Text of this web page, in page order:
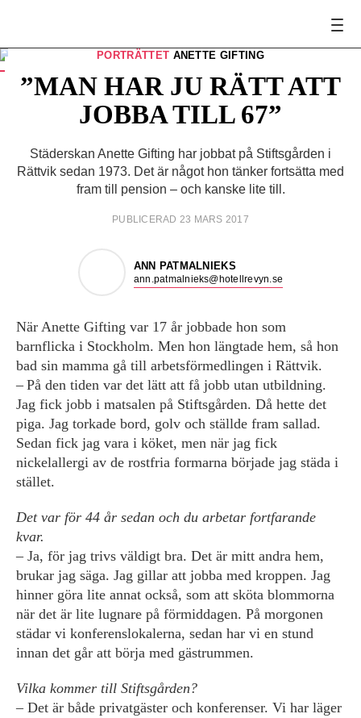
FOTO:Henrik Hansson
PORTRÄTTET ANETTE GIFTING
”MAN HAR JU RÄTT ATT
JOBBA TILL 67”
Städerskan Anette Gifting har jobbat på Stiftsgården i
Rättvik sedan 1973. Det är något hon tänker fortsätta med
fram till pension – och kanske lite till.
PUBLICERAD 23 MARS 2017
ANN PATMALNIEKS
ann.patmalnieks@hotellrevyn.se
När Anette Gifting var 17 år jobbade hon som
barnflicka i Stockholm. Men hon längtade hem, så hon
bad sin mamma gå till arbetsförmedlingen i Rättvik.
– På den tiden var det lätt att få jobb utan utbildning.
Jag fick jobb i matsalen på Stiftsgården. Då hette det
piga. Jag torkade bord, golv och ställde fram sallad.
Sedan fick jag vara i ­​​­köket, men när jag fick
nickelallergi av de rostfria formarna började jag städa i
stället.
Det var för 44 år sedan och du arbetar fortfarande
kvar.
– Ja, för jag trivs väldigt bra. Det är mitt andra hem,
brukar jag säga. Jag gillar att jobba med kroppen. Jag
hinner göra lite annat också, som att sköta blommorna
när det är lite lugnare på förmiddagen. På morgonen
städar vi konferenslokalerna, sedan har vi en stund
innan det går att börja med gästrummen.
Vilka kommer till Stiftsgården?
– Det är både privatgäster och konferenser. Vi har läger